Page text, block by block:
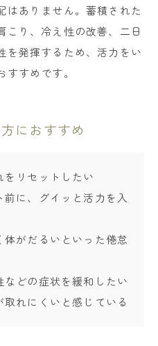
はありません。蓄積された
こり、冷え性の改善、二日
を発揮するため、活力をい
すめです。
におすすめ
リセットしたい
に、グイッと活力を入
がだるいといった倦怠
どの症状を緩和したい
れにくいと感じている